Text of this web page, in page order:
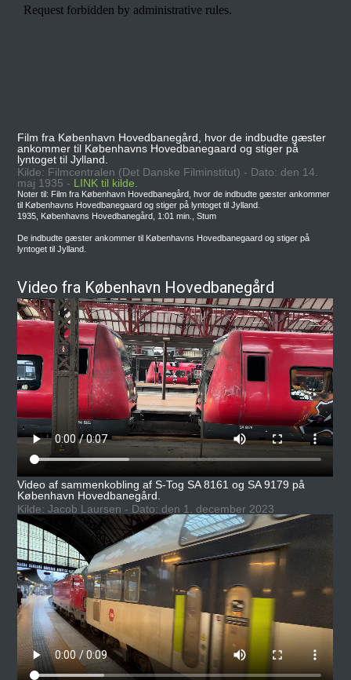
Film fra København Hovedbanegård, hvor de indbudte gæster
ankommer til Københavns Hovedbanegaard og stiger på
lyntoget til Jylland.
Kilde: Filmcentralen (Det Danske Filminstitut) - Dato: den 14.
maj 1935 - LINK til kilde.
Noter til: Film fra København Hovedbanegård, hvor de indbudte gæster ankommer
til Københavns Hovedbanegaard og stiger på lyntoget til Jylland.
1935, Københavns Hovedbanegård, 1:01 min., Stum
De indbudte gæster ankommer til Københavns Hovedbanegaard og stiger på
lyntoget til Jylland.
Video fra København Hovedbanegård
Video af sammenkobling af S-Tog SA 8161 og SA 9179 på
København Hovedbanegård.
Kilde: Jacob Laursen - Dato: den 1. december 2023